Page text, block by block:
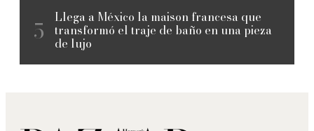
Llega a México la maison francesa que
transformó el traje de baño en una pieza
de lujo